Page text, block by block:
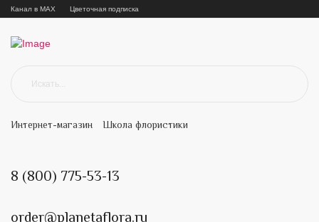
Канал в MAX Цветочная подписка
Интернет-магазин Школа флористики
8 (800) 775-53-13
order@planetaflora.ru